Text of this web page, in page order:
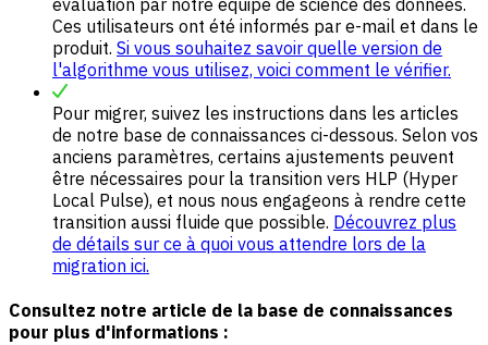
Ces utilisateurs ont été informés par e-mail et dans le
produit. Si vous souhaitez savoir quelle version de
l'algorithme vous utilisez, voici comment le vérifier.
Pour migrer, suivez les instructions dans les articles
de notre base de connaissances ci-dessous. Selon vos
anciens paramètres, certains ajustements peuvent
être nécessaires pour la transition vers HLP (Hyper
Local Pulse), et nous nous engageons à rendre cette
transition aussi fluide que possible. Découvrez plus
de détails sur ce à quoi vous attendre lors de la
migration ici.
Consultez notre article de la base de connaissances
pour plus d'informations :